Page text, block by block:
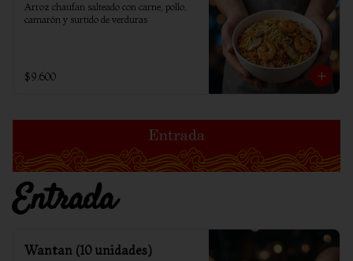
Arroz chaufan salteado con carne, pollo,
camarón y surtido de verduras
$9.600
Entrada
Wantan (10 unidades)